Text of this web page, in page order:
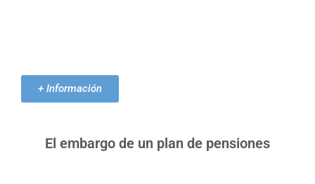
+ Información
El embargo de un plan de pensiones